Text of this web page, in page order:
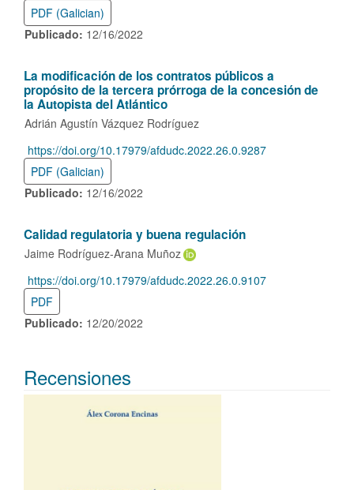
PDF (Galician)
Publicado: 12/16/2022
La modificación de los contratos públicos a
propósito de la tercera prórroga de la concesión de
la Autopista del Atlántico
Adrián Agustín Vázquez Rodríguez
https://doi.org/10.17979/afdudc.2022.26.0.9287
PDF (Galician)
Publicado: 12/16/2022
Calidad regulatoria y buena regulación
Jaime Rodríguez-Arana Muñoz
https://doi.org/10.17979/afdudc.2022.26.0.9107
PDF
Publicado: 12/20/2022
Recensiones